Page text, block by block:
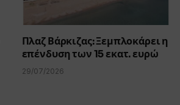
Πλαζ Βάρκιζας: Ξεμπλοκάρει η
επένδυση των 15 εκατ. ευρώ
29/07/2026